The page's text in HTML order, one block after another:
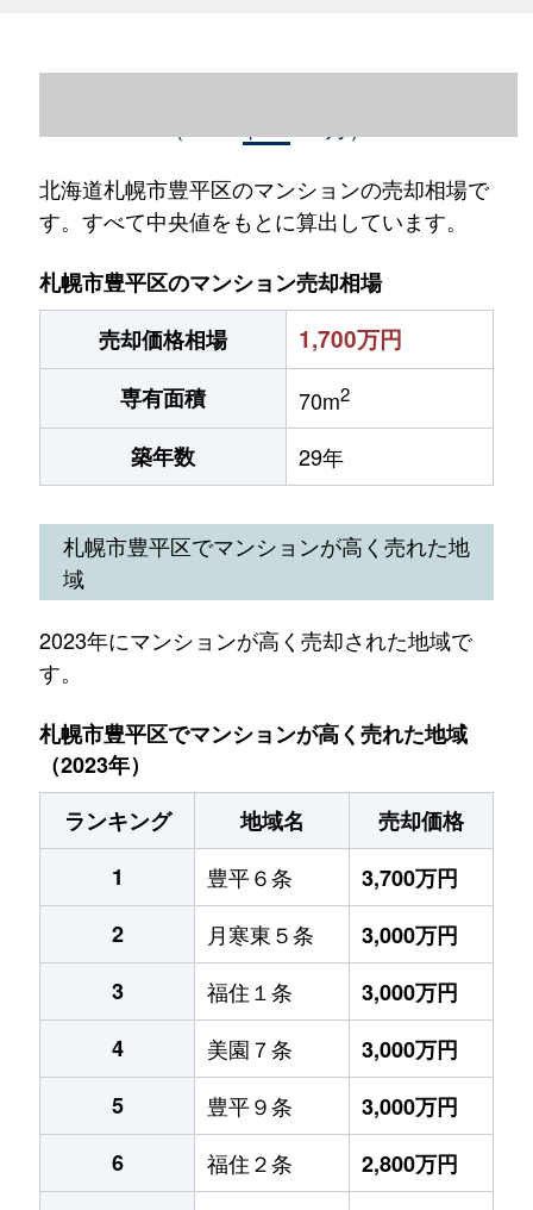
北海道札幌市豊平区のマンションの売却相場で
す。すべて中央値をもとに算出しています。
札幌市豊平区のマンション売却相場
売却価格相場
1,700万円
専有面積 70m2
築年数 29年
札幌市豊平区でマンションが高く売れた地
域
2023年にマンションが高く売却された地域で
す。
札幌市豊平区でマンションが高く売れた地域
（2023年）
ランキング
地域名
売却価格
1
豊平６条
3,700万円
2
月寒東５条
3,000万円
3
福住１条
3,000万円
4
美園７条
3,000万円
5
豊平９条
3,000万円
6
福住２条
2,800万円